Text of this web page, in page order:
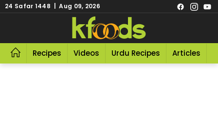
24 Safar 1448 | Aug 09, 2026
Recipes Videos Urdu Recipes Articles